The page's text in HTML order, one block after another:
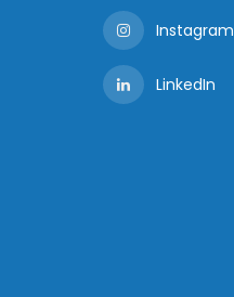
Instagram
LinkedIn